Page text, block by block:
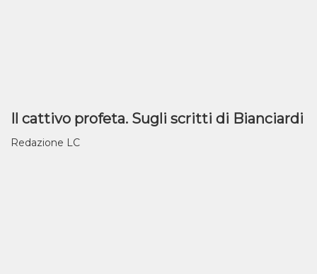
Il cattivo profeta. Sugli scritti di Bianciardi
Redazione LC